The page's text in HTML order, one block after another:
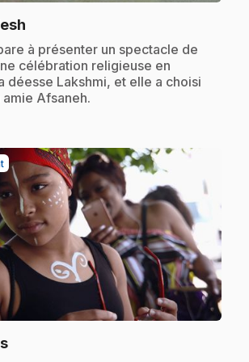
à présenter un spectacle de
célébration religieuse en
déesse Lakshmi, et elle a choisi
Afsaneh.
.